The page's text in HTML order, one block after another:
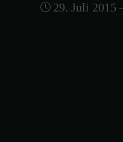
29. Juli 2015